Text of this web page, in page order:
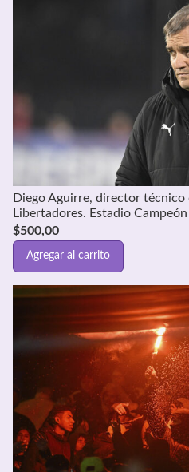
Diego Aguirre, director técnico
Libertadores. Estadio
$500,00
Agregar al carrito